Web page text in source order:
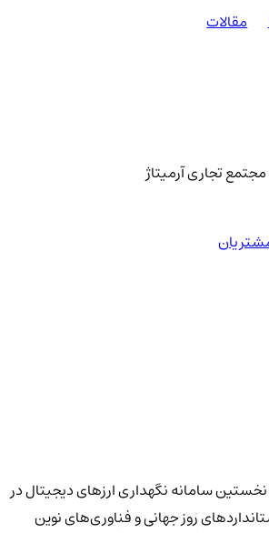
مقالات
تجاری آرمیتاژ
سامانه نگهداری ارزهای دیجیتال در
روز جهانی و فناوری‌های نوین